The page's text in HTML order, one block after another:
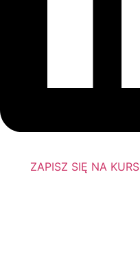
ZAPISZ SIĘ NA KURS